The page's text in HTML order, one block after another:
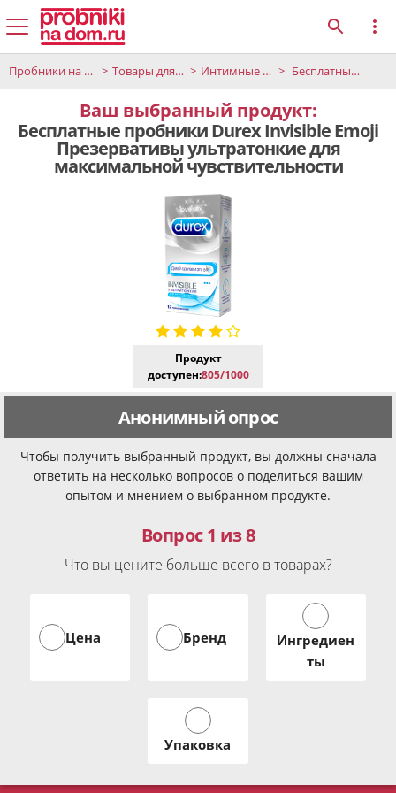
Пробники на дом Товары для взрослых Интимные принадлежности Бесплатные пробники Durex Invisible Emoji Презервативы ультратонкие для максимальной чувствительности
Ваш выбранный продукт:
Бесплатные пробники Durex Invisible Emoji
Презервативы ультратонкие для
максимальной чувствительности
Продукт
доступен:805/1000
Анонимный опрос
Чтобы получить выбранный продукт, вы должны сначала
ответить на несколько вопросов о поделиться вашим
опытом и мнением о выбранном продукте.
Вопрос 1 из 8
Что вы цените больше всего в товарах?
Цена Бренд
Ингредиен
ты
Упаковка